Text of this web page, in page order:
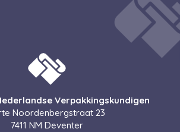
Verpakkingskundigen
Noordenbergstraat 23
7411 NM Deventer